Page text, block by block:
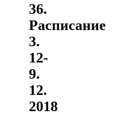
36.
Расписание
3.
12-
9.
12.
2018